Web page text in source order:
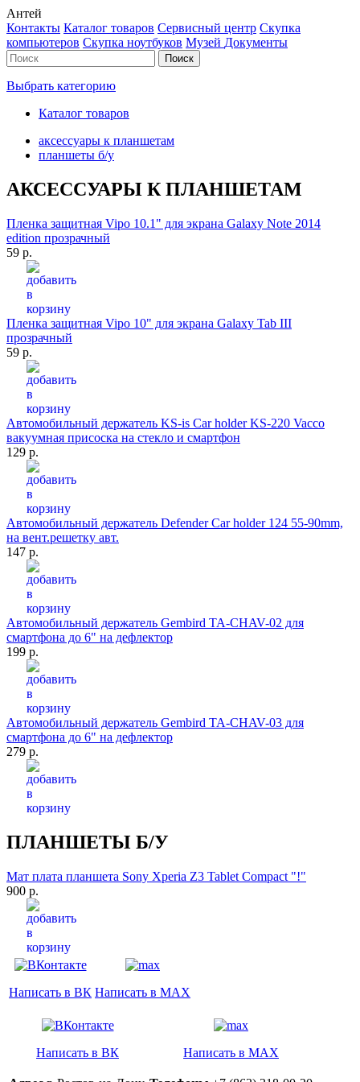
Антей
Контакты Каталог товаров Сервисный центр Cкупка
компьютеров Cкупка ноутбуков Музей Документы
Выбрать категорию
Каталог товаров
аксессуары к планшетам
планшеты б/у
АКСЕССУАРЫ К ПЛАНШЕТАМ
Пленка защитная Vipo 10.1" для экрана Galaxy Note 2014
edition прозрачный
59 р.
Пленка защитная Vipo 10" для экрана Galaxy Tab III
прозрачный
59 р.
Автомобильный держатель KS-is Car holder KS-220 Vacco
вакуумная присоска на стекло и смартфон
129 р.
Автомобильный держатель Defender Car holder 124 55-90mm,
на вент.решетку авт.
147 р.
Автомобильный держатель Gembird TA-CHAV-02 для
смартфона до 6" на дефлектор
199 р.
Автомобильный держатель Gembird TA-CHAV-03 для
смартфона до 6" на дефлектор
279 р.
ПЛАНШЕТЫ Б/У
Мат плата планшета Sony Xperia Z3 Tablet Compact "!"
900 р.
Написать в ВК Написать в MAX
Написать в ВК Написать в MAX